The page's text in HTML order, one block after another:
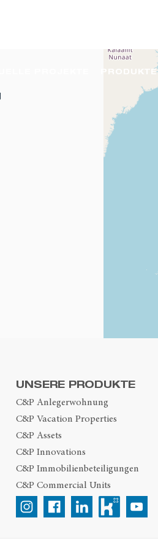
PRODUKTE
UNSERE PRODUKTE
C&P Anlegerwohnung
C&P Vacation Properties
C&P Assets
C&P Innovations
C&P Immobilienbeteiligungen
C&P Commercial Units